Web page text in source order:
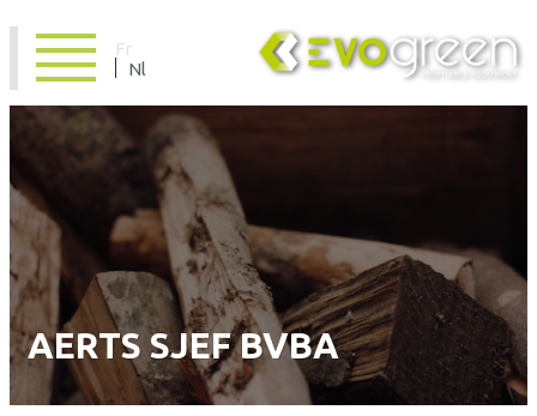
Fr
Nl
AERTS SJEF BVBA